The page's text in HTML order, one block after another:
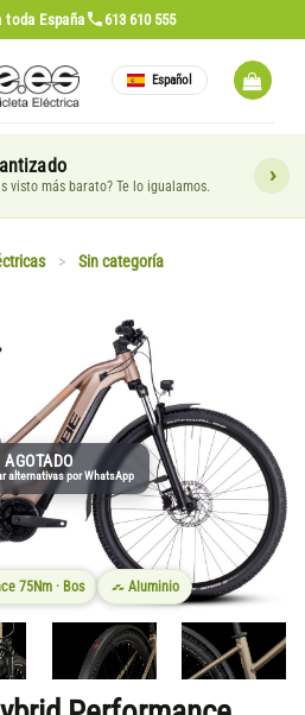
toda España 613 610 555
Español
visto más barato? Te lo igualamos.
> Sin categoría
AGOTADO
alternativas por WhatsApp
75Nm · Bos Aluminio